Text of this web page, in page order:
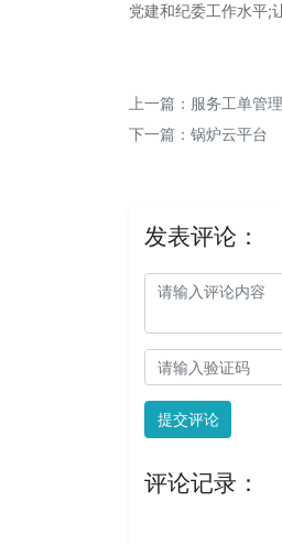
党建和纪委工作水平;
上一篇： 服务工单管
下一篇： 锅炉云平台
发表评论：
提交评论
评论记录：